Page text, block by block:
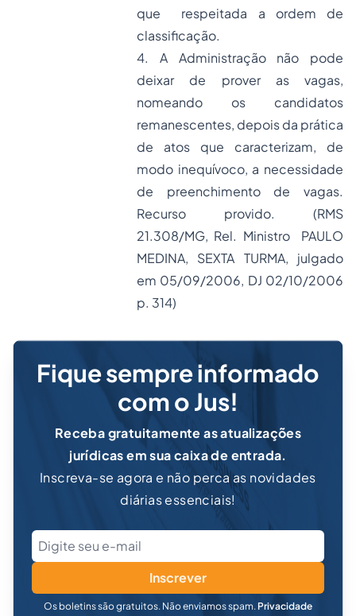
que respeitada a ordem de
classificação.
4. A Administração não pode
deixar de prover as vagas,
nomeando os candidatos
remanescentes, depois da prática
de atos que caracterizam, de
modo inequívoco, a necessidade
de preenchimento de vagas.
Recurso provido. (RMS
21.308/MG, Rel. Ministro PAULO
MEDINA, SEXTA TURMA, julgado
em 05/09/2006, DJ 02/10/2006
p. 314)
Fique sempre informado
com o Jus!
Receba gratuitamente as atualizações
jurídicas em sua caixa de entrada.
Inscreva-se agora e não perca as novidades
diárias essenciais!
Inscrever
Os boletins são gratuitos. Não enviamos spam. Privacidade